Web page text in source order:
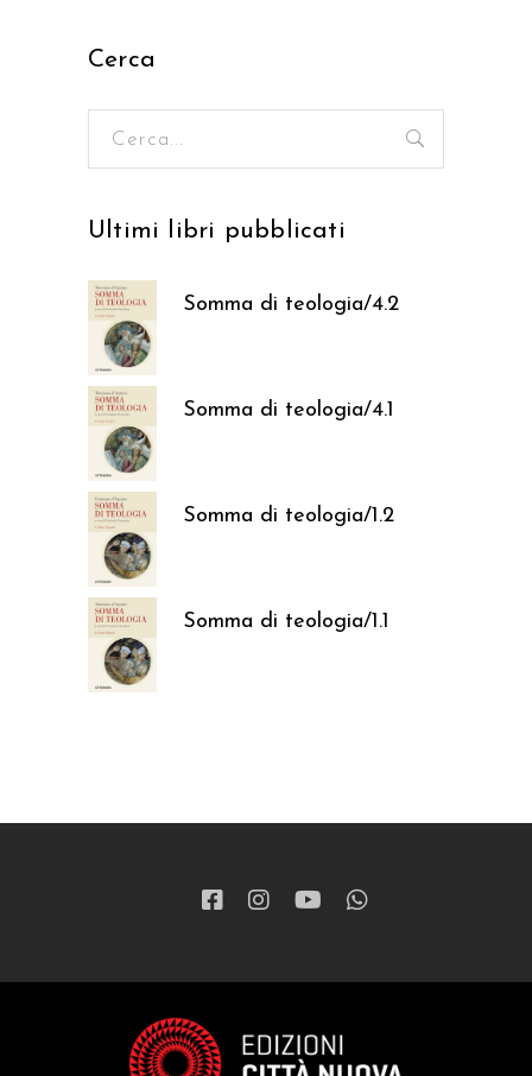
Cerca
Ultimi libri pubblicati
Somma di teologia/4.2
37,05€
Somma di teologia/4.1
37,05€
Somma di teologia/1.2
37,05€
Somma di teologia/1.1
37,05€